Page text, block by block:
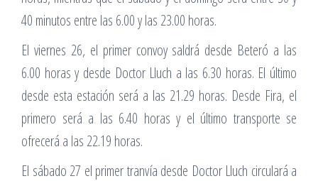
40 minutos entre las 6.00 y las 23.00 horas.
El viernes 26, el primer convoy saldrá desde Beteró a las
6.00 horas y desde Doctor Lluch a las 6.30 horas. El último
desde esta estación será a las 21.29 horas. Desde Fira, el
primero será a las 6.40 horas y el último transporte se
ofrecerá a las 22.19 horas.
El sábado 27 el primer tranvía desde Doctor Lluch circulará a